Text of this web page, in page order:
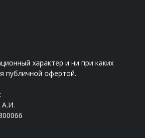
характер и ни при каких
публичной офертой.
А.И.